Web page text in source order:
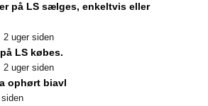
på LS sælges, enkeltvis eller
2 uger siden
LS købes.
2 uger siden
ophørt biavl